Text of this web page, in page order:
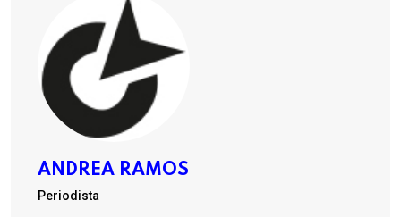
ANDREA RAMOS
Periodista